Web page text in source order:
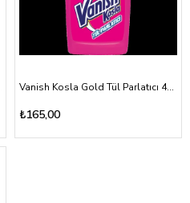
Vanish Kosla Gold Tül Parlatıcı 450ml
₺165,00